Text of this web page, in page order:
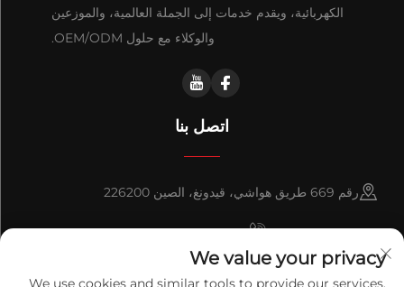
الكهربائية، ويقدم خدمات إلى الجملة العالمية، والموزعين
والوكلاء مع حلول OEM/ODM.
اتصل بنا
رقم 669 طريق هواشي، قيدونغ، الصين 226200
+86-18921656832
+86 15250055262
We value your privacy
We use cookies and similar tools to provide our services.